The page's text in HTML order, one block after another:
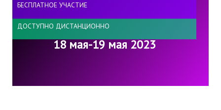
БЕСПЛАТНОЕ УЧАСТИЕ
ДОСТУПНО ДИСТАНЦИОННО
18 мая-19 мая 2023